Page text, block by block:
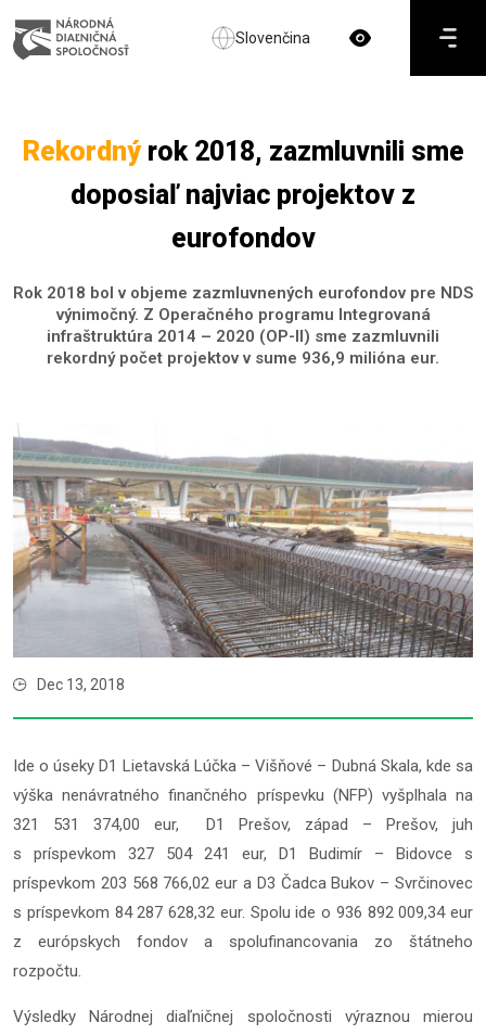
Slovenčina
Rekordnýrok 2018, zazmluvnili sme
doposiaľ najviac projektov z
eurofondov
Rok 2018 bol v objeme zazmluvnených eurofondov pre NDS
výnimočný. Z Operačného programu Integrovaná
infraštruktúra 2014 – 2020 (OP-II) sme zazmluvnili
rekordný počet projektov v sume 936,9 milióna eur.
Dec 13, 2018
Ide o úseky D1 Lietavská Lúčka – Višňové – Dubná Skala, kde sa
výška nenávratného finančného príspevku (NFP) vyšplhala na
321 531 374,00 eur, D1 Prešov, západ – Prešov, juh
s príspevkom 327 504 241 eur, D1 Budimír – Bidovce s
príspevkom 203 568 766,02 eur a D3 Čadca Bukov – Svrčinovec
s príspevkom 84 287 628,32 eur. Spolu ide o 936 892 009,34 eur
z európskych fondov a spolufinancovania zo štátneho
rozpočtu.
Výsledky Národnej diaľničnej spoločnosti výraznou mierou